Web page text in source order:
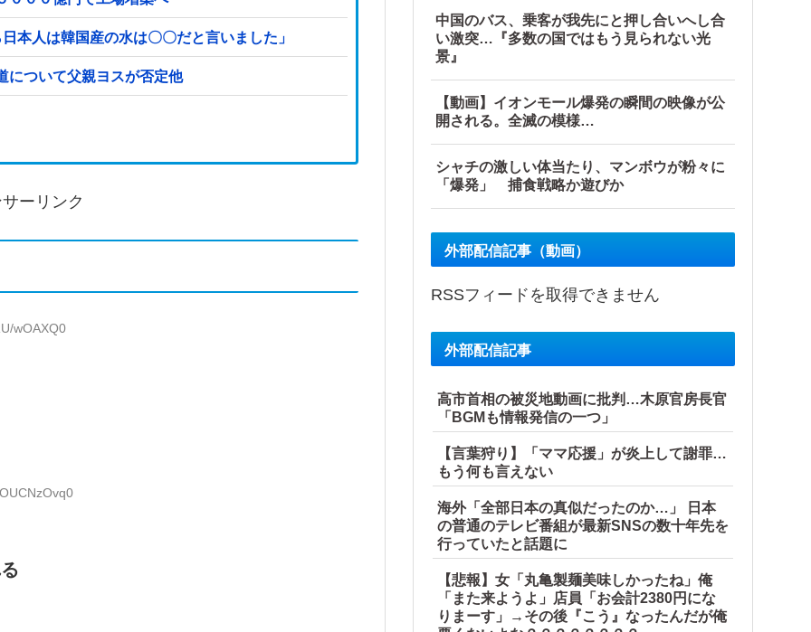
本人は韓国産の水は〇〇だと言いました」
について父親ヨスが否定他
ーリンク
wOAXQ0
中国のバス、乗客が我先にと押し合いへし合
い激突…『多数の国ではもう見られない光
景』
【動画】イオンモール爆発の瞬間の映像が公
開される。全滅の模様…
シャチの激しい体当たり、マンボウが粉々に
「爆発」 捕食戦略か遊びか
外部配信記事（動画）
RSSフィードを取得できません
外部配信記事
高市首相の被災地動画に批判…木原官房長官
「BGMも情報発信の一つ」
【言葉狩り】「ママ応援」が炎上して謝罪…
もう何も言えない
海外「全部日本の真似だったのか…」 日本
の普通のテレビ番組が最新SNSの数十年先を
行っていたと話題に
【悲報】女「丸亀製麺美味しかったね」俺
「また来ようよ」店員「お会計2380円にな
りまーす」→その後『こう』なったんだが俺